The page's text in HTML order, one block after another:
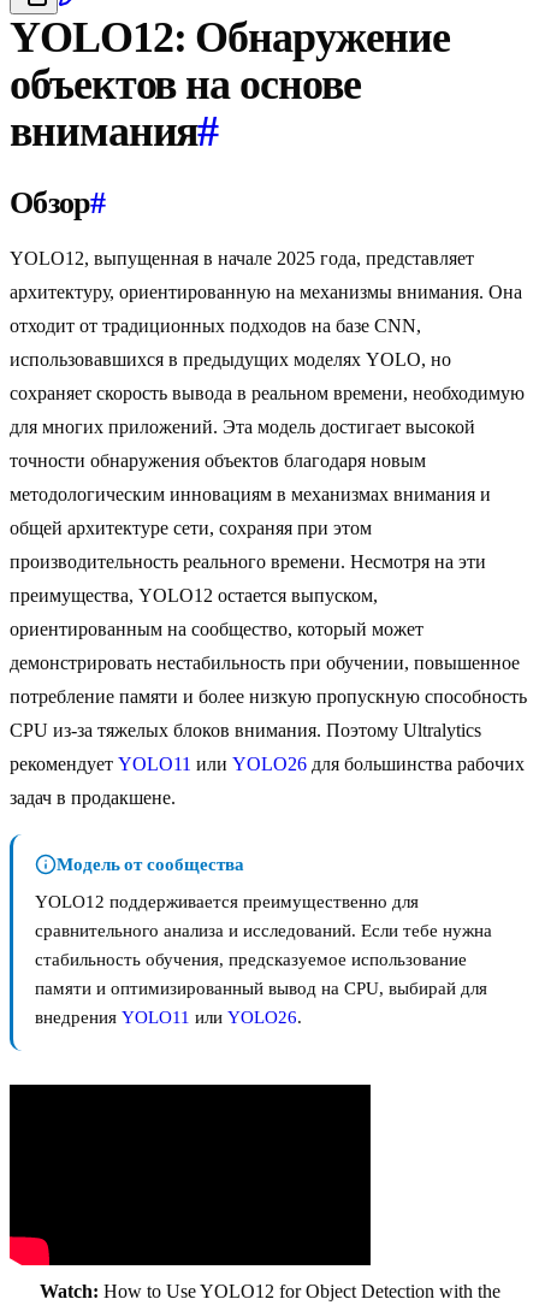
YOLO12: Обнаружение
объектов на основе
внимания#
Обзор#
YOLO12, выпущенная в начале 2025 года, представляет
архитектуру, ориентированную на механизмы внимания. Она
отходит от традиционных подходов на базе CNN,
использовавшихся в предыдущих моделях YOLO, но
сохраняет скорость вывода в реальном времени, необходимую
для многих приложений. Эта модель достигает высокой
точности обнаружения объектов благодаря новым
методологическим инновациям в механизмах внимания и
общей архитектуре сети, сохраняя при этом
производительность реального времени. Несмотря на эти
преимущества, YOLO12 остается выпуском,
ориентированным на сообщество, который может
демонстрировать нестабильность при обучении, повышенное
потребление памяти и более низкую пропускную способность
CPU из-за тяжелых блоков внимания. Поэтому Ultralytics
рекомендует YOLO11 или YOLO26 для большинства рабочих
задач в продакшене.
Модель от сообщества
YOLO12 поддерживается преимущественно для
сравнительного анализа и исследований. Если тебе нужна
стабильность обучения, предсказуемое использование
памяти и оптимизированный вывод на CPU, выбирай для
внедрения YOLO11 или YOLO26.
Watch: How to Use YOLO12 for Object Detection with the